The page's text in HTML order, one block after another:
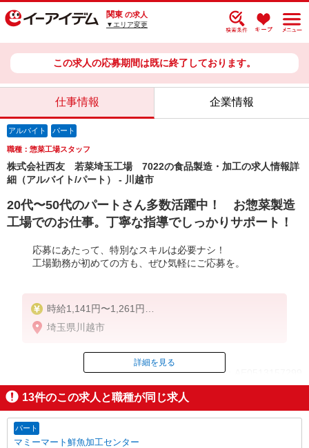
関東 の求人
▼エリア変更
この求人の応募期間は既に終了しております。
仕事情報 企業情報
アルバイト パート
職種：惣菜工場スタッフ
株式会社西友 若菜埼玉工場 7022の食品製造・加工の求人情報詳
細（アルバイト/パート） - 川越市
20代〜50代のパートさん多数活躍中！ お惣菜製造
工場でのお仕事。丁寧な指導でしっかりサポート！
応募にあたって、特別なスキルは必要ナシ！
工場勤務が初めての方も、ぜひ気軽にご応募を。
時給1,141円〜1,261円
5-8時 1261円
19-22時 1261円
22-5時 1577円（深夜手当含む）
※給与幅は時間帯による
埼玉県川越市
ID：AE0513157299
掲載期間終了
詳細を見る
13件のこの求人と職種が同じ求人
パート
マミーマート鮮魚加工センター